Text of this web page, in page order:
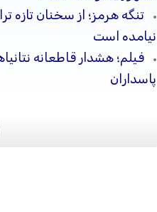
تنگه هرمز؛ از سخنان تازه
نیامده است
فیلم؛ هشدار قاطعانه
پاسداران